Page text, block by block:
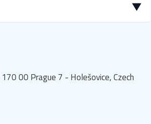
▼
00 Prague 7 - Holešovice, Czech